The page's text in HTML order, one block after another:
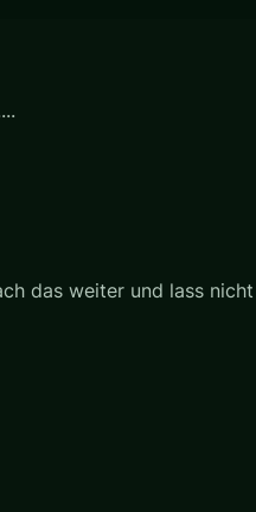
das weiter und lass